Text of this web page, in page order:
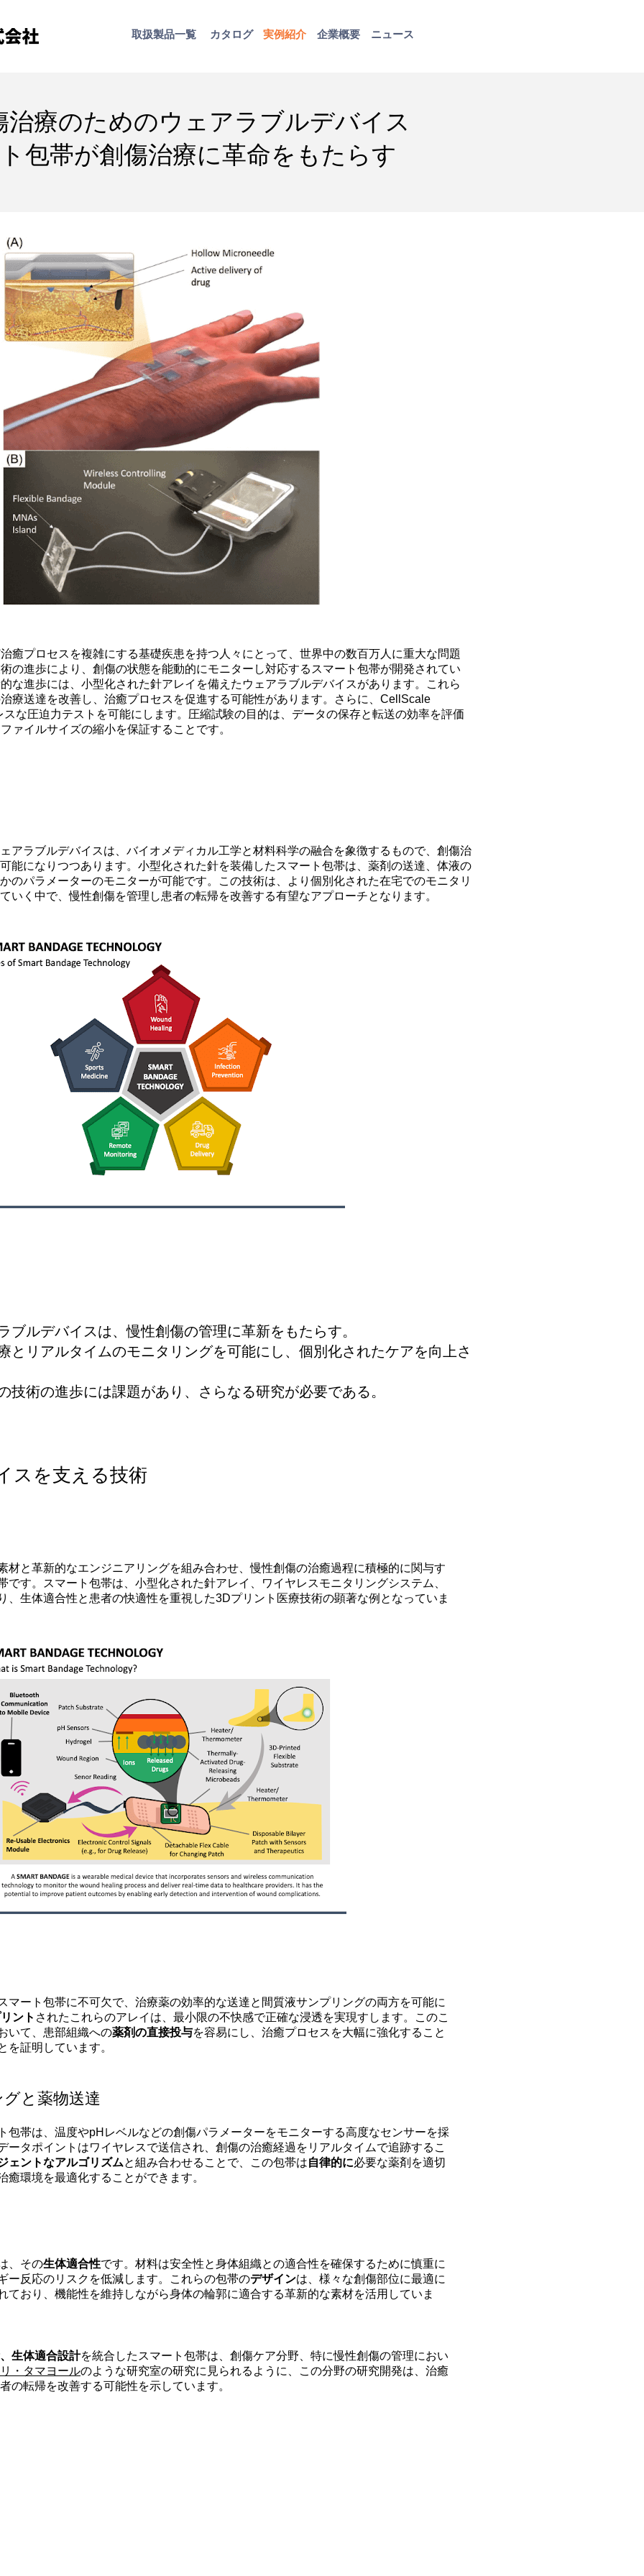
取扱​製品一覧 ​実例紹介
カタログ 企業概要 ニュース
治療のためのウェアラブルデバイス
包帯が創傷治療に革命をもたらす
癒プロセスを複雑にする基礎疾患を持つ人々にとって、世界中の数百万人に重大な問題
の進歩により、創傷の状態を能動的にモニターし対応するスマート包帯が開発されてい
な進歩には、小型化された針アレイを備えたウェアラブルデバイスがあります。これら
療送達を改善し、治癒プロセスを促進する可能性があります。さらに、CellScale
な圧迫力テストを可能にします。圧縮試験の目的は、データの保存と転送の効率を評価
ァイルサイズの縮小を保証することです。
アラブルデバイスは、バイオメディカル工学と材料科学の融合を象徴するもので、創傷治
能になりつつあります。小型化された針を装備したスマート包帯は、薬剤の送達、体液の
のパラメーターのモニターが可能です。この技術は、より個別化された在宅でのモニタリ
いく中で、慢性創傷を管理し患者の転帰を改善する有望なアプローチとなります。
ブルデバイスは、慢性創傷の管理に革新をもたらす。
とリアルタイムのモニタリングを可能にし、個別化されたケアを向上さ
技術の進歩には課題があり、さらなる研究が必要である。
スを支える技術
材と革新的なエンジニアリングを組み合わせ、慢性創傷の治癒過程に積極的に関与す
です。スマート包帯は、小型化された針アレイ、ワイヤレスモニタリングシステム、
、生体適合性と患者の快適性を重視した3Dプリント医療技術の顕著な例となっていま
マート包帯に不可欠で、治療薬の効率的な送達と間質液サンプリングの両方を可能に
ント されたこれらのアレイは、最小限の不快感で正確な浸透を実現すします。このこ
いて、患部組織への薬剤の直接投与を容易にし、治癒プロセスを大幅に強化すること
を証明しています。
と薬物送達
包帯は、温度やpHレベルなどの創傷パラメーターをモニターする高度なセンサーを採
ータポイントはワイヤレスで送信され、創傷の治癒経過をリアルタイムで追跡するこ
ェントなアルゴリズムと組み合わせることで、この包帯は自律的に必要な薬剤を適切
癒環境を最適化することができます。
、その生体適合性です。材料は安全性と身体組織との適合性を確保するために慎重に
ー反応のリスクを低減します。これらの包帯のデザインは、様々な創傷部位に最適に
ており、機能性を維持しながら身体の輪郭に適合する革新的な素材を活用していま
生体適合設計を統合したスマート包帯は、創傷ケア分野、特に慢性創傷の管理におい
・タマヨールのような研究室の研究に見られるように、この分野の研究開発は、治癒
の転帰を改善する可能性を示しています。